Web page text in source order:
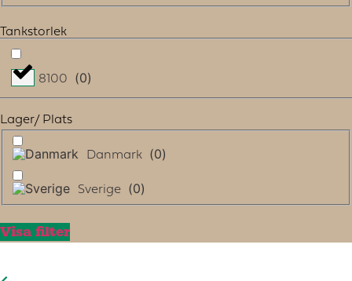
Tankstorlek
8100 (0)
Lager/ Plats
Danmark (0)
Sverige (0)
Visa filter